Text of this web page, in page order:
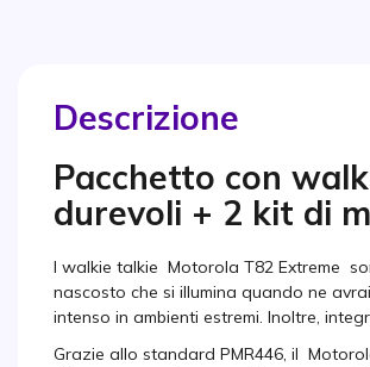
Descrizione
Pacchetto con
durevoli + 2 kit di
I walkie talkie Motorola T82 Extreme
nascosto che si illumina quando ne
intenso in ambienti estremi. Inoltre,
Grazie allo standard PMR446, il